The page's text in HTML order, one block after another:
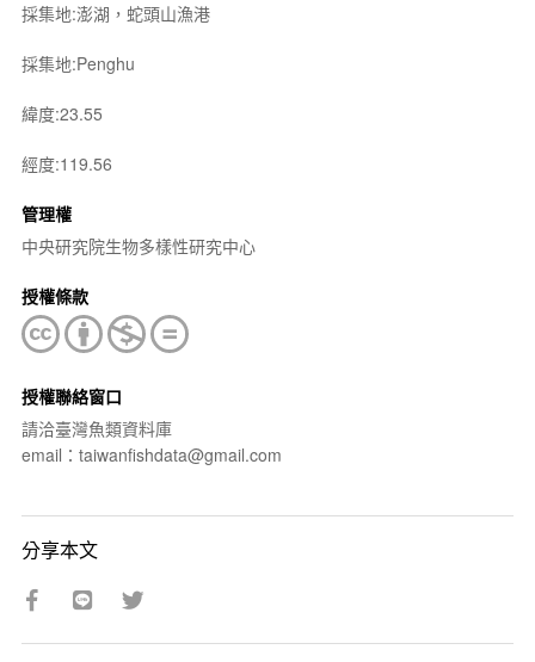
採集地:澎湖，蛇頭山漁港
採集地:Penghu
緯度:23.55
經度:119.56
管理權
中央研究院生物多樣性研究中心
授權條款
授權聯絡窗口
請洽臺灣魚類資料庫
email：taiwanfishdata@gmail.com
分享本文